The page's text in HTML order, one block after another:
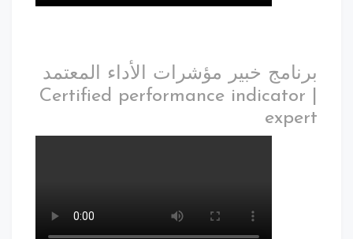
برنامج خبير مؤشرات الأداء المعتمد
| Certified performance indicator
expert